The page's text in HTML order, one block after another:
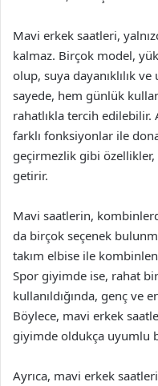
Mavi erkek saatleri,
kalmaz. Birçok model,
olup, suya dayanıklılık
sayede, hem günlük
rahatlıkla tercih edilebilir.
farklı fonksiyonlar ile
geçirmezlik gibi
getirir.
Mavi saatlerin,
da birçok seçenek
takım elbise ile
Spor giyimde ise, rahat
kullanıldığında, genç ve
Böylece, mavi erkek
giyimde oldukça uyumlu
Ayrıca, mavi erkek